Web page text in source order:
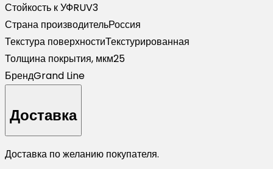
Стойкость к УФRUV3
Страна производительРоссия
Текстура поверхностиТекстурированная
Толщина покрытия, мкм25
БрендGrand Line
Доставка
Доставка по желанию покупателя.